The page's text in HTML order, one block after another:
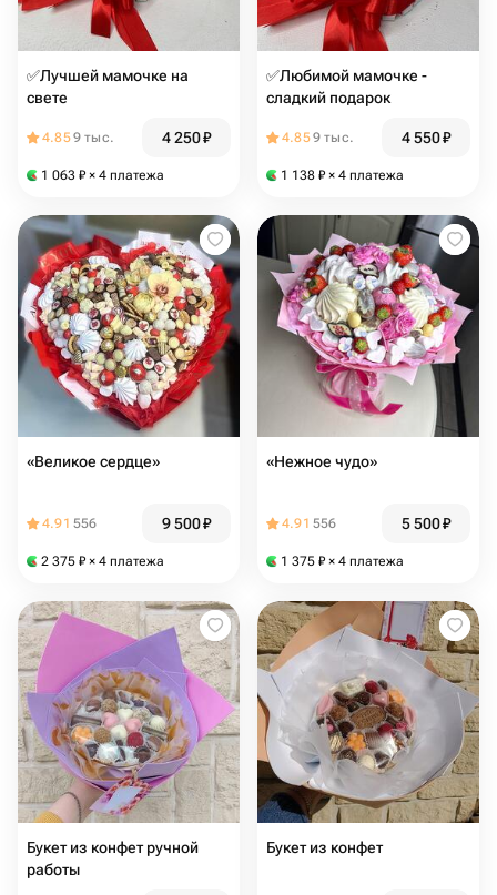
✅Лучшей мамочке на
свете
4.859 тыс. 4 250₽
1 063 ₽ × 4 платежа
✅Любимой мамочке -
сладкий подарок
4.859 тыс. 4 550₽
1 138 ₽ × 4 платежа
«Великое сердце»
4.91 556 9 500₽
2 375 ₽ × 4 платежа
«Нежное чудо»
4.91 556 5 500₽
1 375 ₽ × 4 платежа
Букет из конфет ручной
работы
Букет из конфет